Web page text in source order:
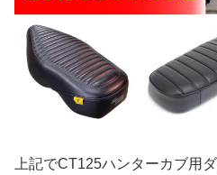
上記でCT125ハンターカブ用